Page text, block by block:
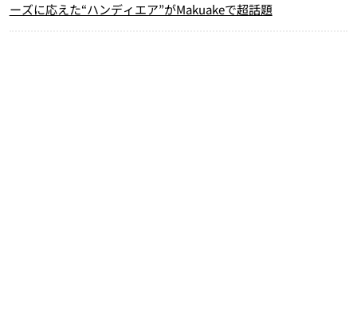
ーズに応えた“ハンディエア”がMakuakeで超話題